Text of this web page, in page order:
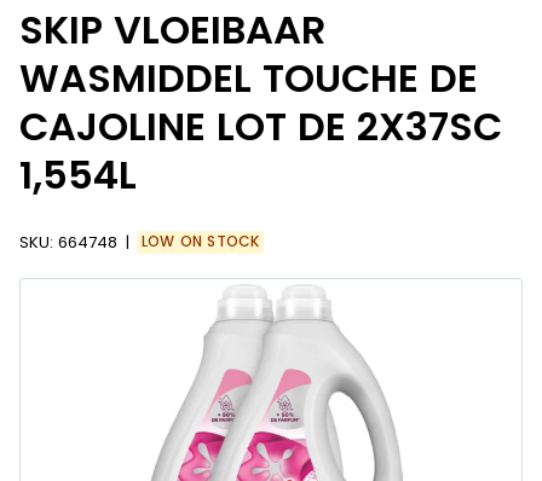
SKIP VLOEIBAAR
WASMIDDEL TOUCHE DE
CAJOLINE LOT DE 2X37SC
1,554L
SKU: 664748 LOW ON STOCK